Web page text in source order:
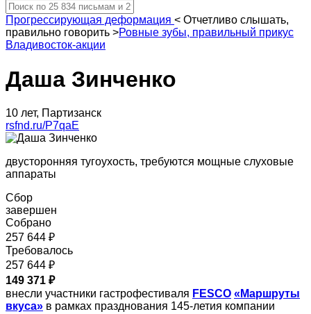
Прогрессирующая деформация < Отчетливо слышать,
правильно говорить >Ровные зубы, правильный прикус
Владивосток-акции
Даша Зинченко
10 лет, Партизанск
rsfnd.ru/P7qaE
двусторонняя тугоухость, требуются мощные слуховые
аппараты
Сбор
завершен
Собрано
257 644 ₽
Требовалось
257 644 ₽
149 371 ₽
внесли участники гастрофестиваля FESCO «Маршруты
вкуса» в рамках празднования 145-летия компании